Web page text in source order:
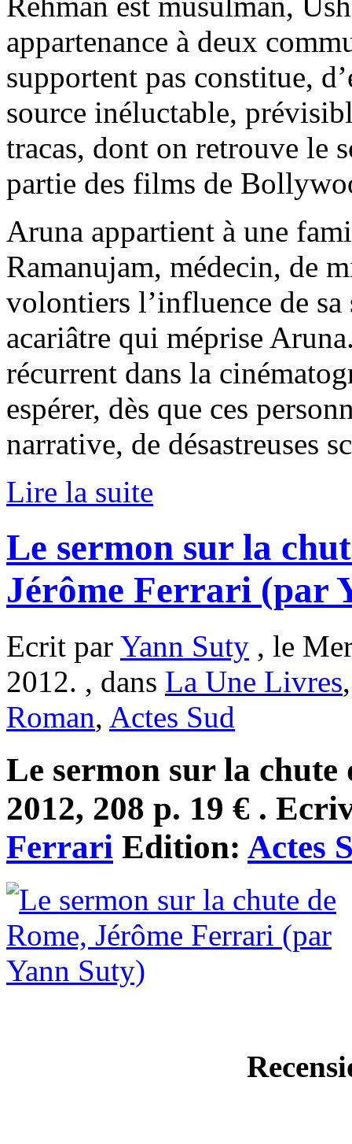
appartenance à deux
supportent pas constitue,
source inéluctable,
tracas, dont on retrouve le
partie des films de
Aruna appartient à une
Ramanujam, médecin, de
volontiers l’influence de
acariâtre qui méprise
récurrent dans la
espérer, dès que ces
narrative, de désastreuses
Lire la suite
Le sermon sur la
Jérôme Ferrari (par
Ecrit par Yann Suty , le
2012. , dans La Une Livres
Roman, Actes Sud
Le sermon sur la chute
2012, 208 p. 19 € .
Ferrari Edition: Actes